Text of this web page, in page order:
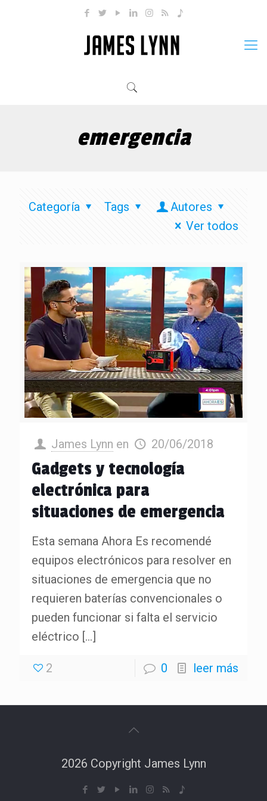
emergencia
Categoría Tags
Autores
Ver todos
James Lynn en 20/06/2018
Gadgets y tecnología
electrónica para
situaciones de emergencia
Esta semana Ahora Es recomendé
equipos electrónicos para resolver en
situaciones de emergencia que no
requieren baterías convencionales o
pueden funcionar si falta el servicio
eléctrico […]
2 0 leer más
2026 Copyright James Lynn